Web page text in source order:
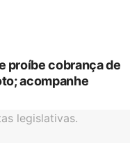
proíbe cobrança de
acompanhe